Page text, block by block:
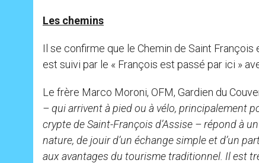
Les chemins
Il se confirme que le Chemin de Saint François
est suivi par le « François est passé par ici »
Le frère Marco Moroni, OFM, Gardien du
– qui arrivent à pied ou à vélo, principalement
crypte de Saint-François d’Assise – répond à
nature, de jouir d’un échange simple et d’un
aux avantages du tourisme traditionnel. Il est